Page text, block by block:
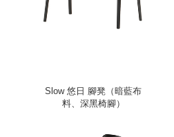
Slow 悠日 腳凳（暗藍布
料、深黑椅腳）